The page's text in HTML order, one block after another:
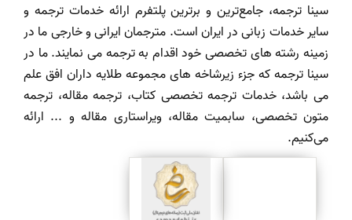
سینا ترجمه، جامع‌ترین و برترین پلتفرم ارائه خدمات ترجمه و
سایر خدمات زبانی در ایران است. مترجمان ایرانی و خارجی ما در
زمینه رشته های تخصصی خود اقدام به ترجمه می نمایند. ما در
سینا ترجمه که جزء زیرشاخه های مجموعه طلایه داران افق علم
می باشد، خدمات ترجمه تخصصی کتاب، ترجمه مقاله، ترجمه
متون تخصصی، سابمیت مقاله، ویراستاری مقاله و ... ارائه
می‌کنیم.